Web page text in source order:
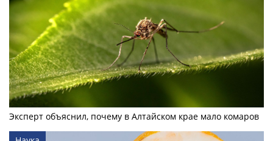
Эксперт объяснил, почему в Алтайском крае мало комаров